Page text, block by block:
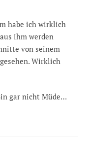
habe ich wirklich
ihm werden
von seinem
Wirklich
gar nicht Müde…